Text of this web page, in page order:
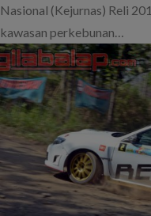
Nasional (Kejurnas) Reli
kawasan perkebunan…